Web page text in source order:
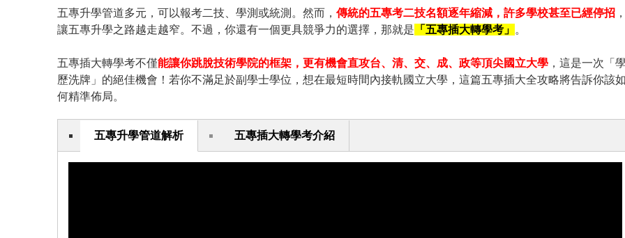
五專升學管道多元，可以報考二技、學測或統測。然而， 傳統的五專考二技名額逐年縮減，許多學校甚至已經停招
讓五專升學之路越走越窄。不過，你還有一個更具競爭力的選擇，那就是 「五專插大轉學考」 。
五專插大轉學考不僅能讓你跳脫技術學院的框架，更有機會直攻台、清、交、成、政等頂尖國立大學 ，這是一次「
歷洗牌」的絕佳機會！若你不滿足於副學士學位，想在最短時間內接軌國立大學，這篇五專插大全攻略將告訴你該
何精準佈局。
五專升學管道解析 五專插大轉學考介紹